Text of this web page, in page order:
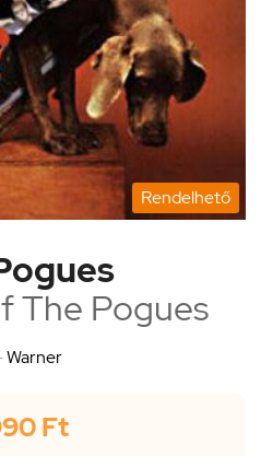
Rendelhető
The Pogues
Warner
Ft